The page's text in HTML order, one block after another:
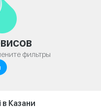
фильтры
Казани